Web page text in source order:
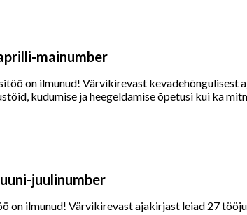
mainumber
on ilmunud! Värvikirevast kevadehõngulisest
kudumise ja heegeldamise õpetusi kui ka
juulinumber
on ilmunud! Värvikirevast ajakirjast leiad 27